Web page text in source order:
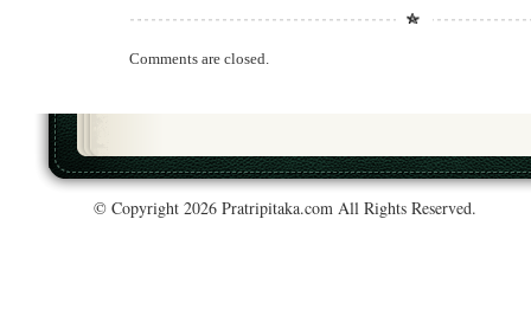
Comments are closed.
© Copyright 2026 Pratripitaka.com All Rights Reserved.